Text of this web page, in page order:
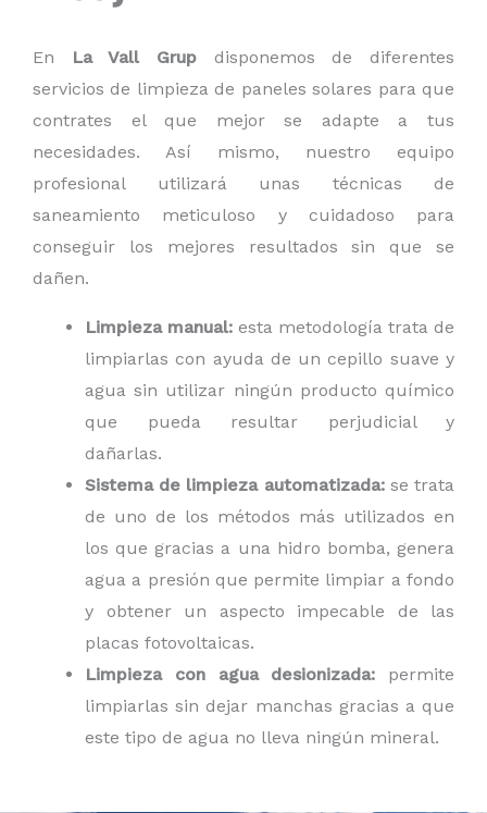
En La Vall Grup disponemos de diferentes
servicios de limpieza de paneles solares para que
contrates el que mejor se adapte a tus
necesidades. Así mismo, nuestro equipo
profesional utilizará unas técnicas de
saneamiento meticuloso y cuidadoso para
conseguir los mejores resultados sin que se
dañen.
Limpieza manual: esta metodología trata de
limpiarlas con ayuda de un cepillo suave y
agua sin utilizar ningún producto químico
que pueda resultar perjudicial y
dañarlas.
Sistema de limpieza automatizada: se trata
de uno de los métodos más utilizados en
los que gracias a una hidro bomba, genera
agua a presión que permite limpiar a fondo
y obtener un aspecto impecable de las
placas fotovoltaicas.
Limpieza con agua desionizada: permite
limpiarlas sin dejar manchas gracias a que
este tipo de agua no lleva ningún mineral.